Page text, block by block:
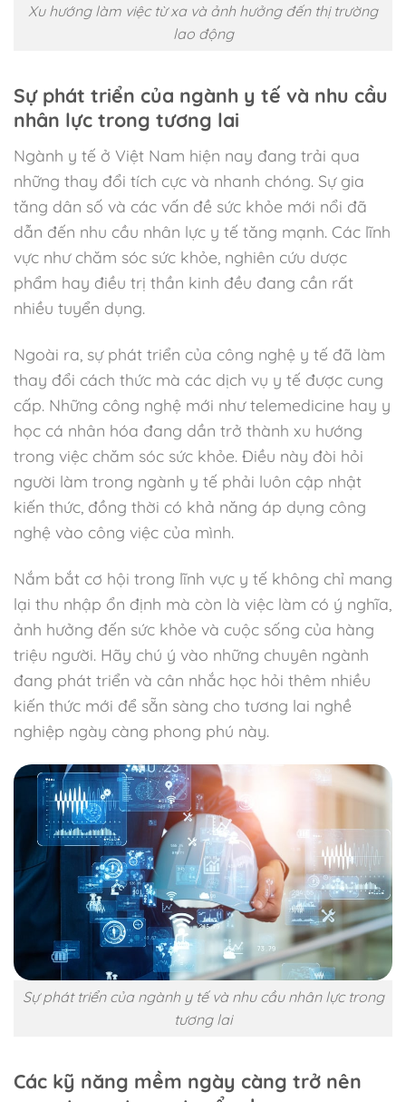
Xu hướng làm việc từ xa và ảnh hưởng đến thị trường
lao động
Sự phát triển của ngành y tế và nhu cầu
nhân lực trong tương lai
Ngành y tế ở Việt Nam hiện nay đang trải qua
những thay đổi tích cực và nhanh chóng. Sự gia
tăng dân số và các vấn đề sức khỏe mới nổi đã
dẫn đến nhu cầu nhân lực y tế tăng mạnh. Các lĩnh
vực như chăm sóc sức khỏe, nghiên cứu dược
phẩm hay điều trị thần kinh đều đang cần rất
nhiều tuyển dụng.
Ngoài ra, sự phát triển của công nghệ y tế đã làm
thay đổi cách thức mà các dịch vụ y tế được cung
cấp. Những công nghệ mới như telemedicine hay y
học cá nhân hóa đang dần trở thành xu hướng
trong việc chăm sóc sức khỏe. Điều này đòi hỏi
người làm trong ngành y tế phải luôn cập nhật
kiến thức, đồng thời có khả năng áp dụng công
nghệ vào công việc của mình.
Nắm bắt cơ hội trong lĩnh vực y tế không chỉ mang
lại thu nhập ổn định mà còn là việc làm có ý nghĩa,
ảnh hưởng đến sức khỏe và cuộc sống của hàng
triệu người. Hãy chú ý vào những chuyên ngành
đang phát triển và cân nhắc học hỏi thêm nhiều
kiến thức mới để sẵn sàng cho tương lai nghề
nghiệp ngày càng phong phú này.
Sự phát triển của ngành y tế và nhu cầu nhân lực trong
tương lai
Các kỹ năng mềm ngày càng trở nên